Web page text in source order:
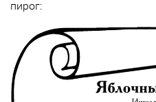
пирог: